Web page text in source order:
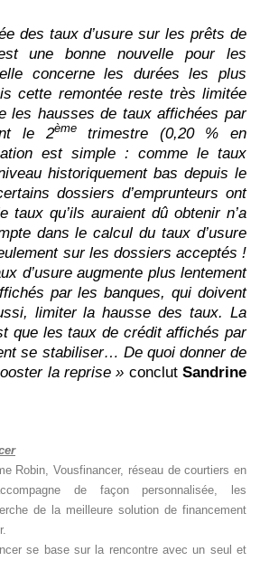
des taux d’usure sur les prêts de
une bonne nouvelle pour les
concerne les durées les plus
cette remontée reste très limitée
les hausses de taux affichées par
le 2èmetrimestre (0,20 % en
est simple : comme le taux
historiquement bas depuis le
dossiers d’emprunteurs ont
taux qu’ils auraient dû obtenir n’a
dans le calcul du taux d’usure
sur les dossiers acceptés !
d’usure augmente plus lentement
par les banques, qui doivent
limiter la hausse des taux. La
que les taux de crédit affichés par
se stabiliser… De quoi donner de
la reprise » conclutSandrine
Robin, Vousfinancer, réseau de courtiers en
de façon personnalisée, les
de la meilleure solution de financement
se base sur la rencontre avec un seul et